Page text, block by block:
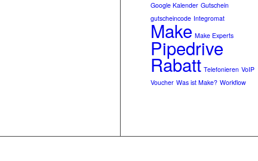
Google Kalender Gutschein
gutscheincode Integromat
Make Make Experts
Pipedrive
Rabatt Telefonieren VoIP
Voucher Was ist Make? Workflow